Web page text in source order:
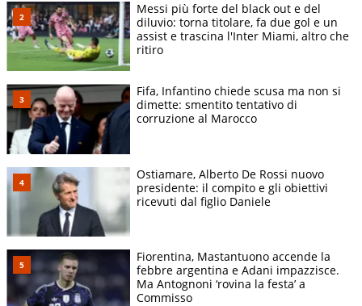
Messi più forte del black out e del
diluvio: torna titolare, fa due gol e un
assist e trascina l'Inter Miami, altro che
ritiro
Fifa, Infantino chiede scusa ma non si
dimette: smentito tentativo di
corruzione al Marocco
Ostiamare, Alberto De Rossi nuovo
presidente: il compito e gli obiettivi
ricevuti dal figlio Daniele
Fiorentina, Mastantuono accende la
febbre argentina e Adani impazzisce.
Ma Antognoni ‘rovina la festa’ a
Commisso